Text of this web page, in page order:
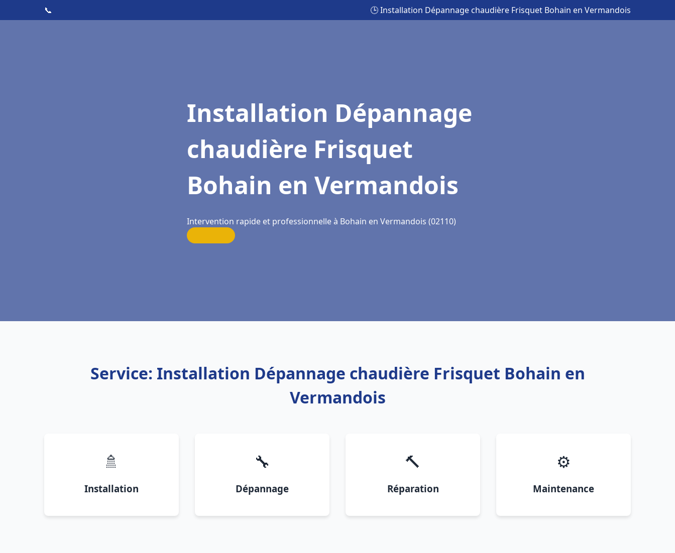
📞 🕒 Installation Dépannage chaudière Frisquet Bohain en Vermandois
Installation Dépannage
chaudière Frisquet
Bohain en Vermandois
Intervention rapide et professionnelle à Bohain en Vermandois (02110)
Service: Installation Dépannage chaudière Frisquet Bohain en
Vermandois
🚿
Installation
🔧
Dépannage
🔨
Réparation
⚙️
Maintenance